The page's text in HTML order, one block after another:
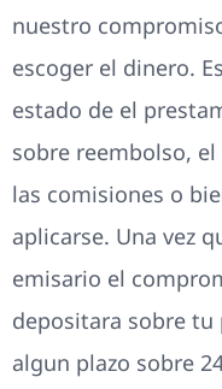
nuestro
escoger el dinero.
estado de el
sobre reembolso,
las comisiones o
aplicarse. Una vez
emisario el
depositara sobre tu
algun plazo sobre